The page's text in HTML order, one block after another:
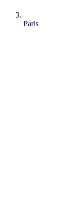
Paris